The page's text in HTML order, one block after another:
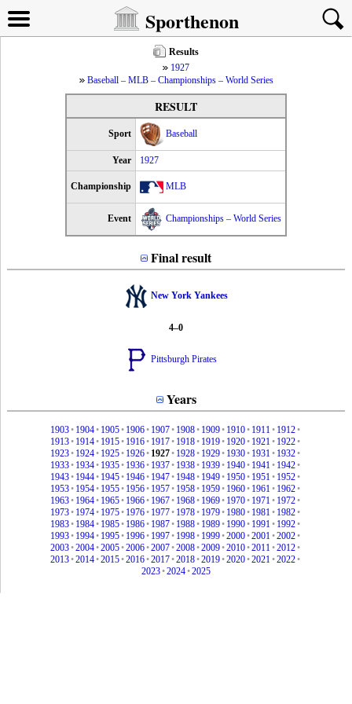
Sporthenon
Results
1927
Baseball – MLB – Championships – World Series
RESULT
Sport Baseball
Year 1927
Championship MLB
Event Championships – World Series
Final result
New York Yankees
4–0
Pittsburgh Pirates
Years
1903• 1904• 1905• 1906• 1907• 1908• 1909• 1910• 1911• 1912•
1913• 1914• 1915• 1916• 1917• 1918• 1919• 1920• 1921• 1922•
1923• 1924• 1925• 1926• 1927• 1928• 1929• 1930• 1931• 1932•
1933• 1934• 1935• 1936• 1937• 1938• 1939• 1940• 1941• 1942•
1943• 1944• 1945• 1946• 1947• 1948• 1949• 1950• 1951• 1952•
1953• 1954• 1955• 1956• 1957• 1958• 1959• 1960• 1961• 1962•
1963• 1964• 1965• 1966• 1967• 1968• 1969• 1970• 1971• 1972•
1973• 1974• 1975• 1976• 1977• 1978• 1979• 1980• 1981• 1982•
1983• 1984• 1985• 1986• 1987• 1988• 1989• 1990• 1991• 1992•
1993• 1994• 1995• 1996• 1997• 1998• 1999•2000•2001•2002•
2003•2004•2005•2006•2007•2008•2009•2010•2011•2012•
2013•2014•2015•2016•2017•2018•2019•2020•2021•2022•
2023•2024•2025